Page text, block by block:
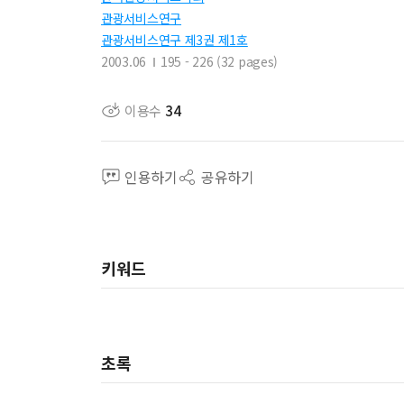
관광서비스연구
관광서비스연구 제3권 제1호
2003.06
195 - 226 (32 pages)
이용수 34
인용하기 공유하기
키워드
초록